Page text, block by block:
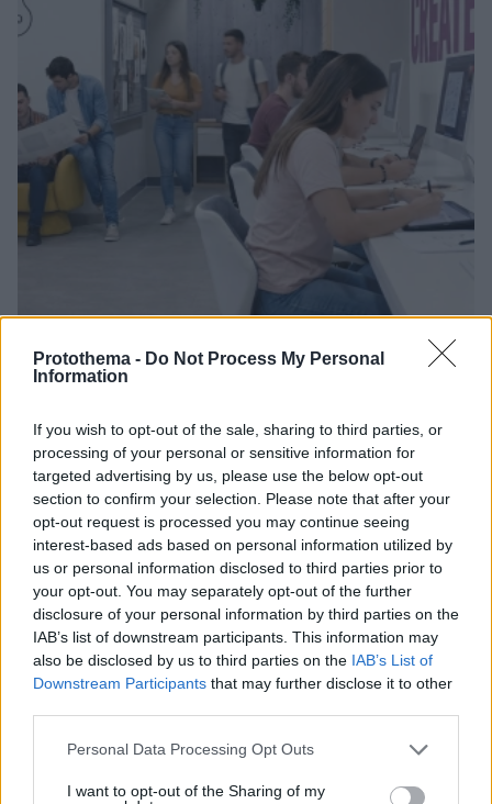
Protothema - Do Not Process My Personal
Information
If you wish to opt-out of the sale, sharing to third parties, or
processing of your personal or sensitive information for
targeted advertising by us, please use the below opt-out
section to confirm your selection. Please note that after your
opt-out request is processed you may continue seeing
interest-based ads based on personal information utilized by
us or personal information disclosed to third parties prior to
your opt-out. You may separately opt-out of the further
disclosure of your personal information by third parties on the
IAB’s list of downstream participants. This information may
also be disclosed by us to third parties on the IAB’s List of
Downstream Participants that may further disclose it to other
Please note that this website/app uses one or more Google
not limited to your visit or usage behaviour. You may click to
Personal Data Processing Opt Outs
I want to opt-out of the Sharing of my
Κάτι αλλάζει στον χάρτη της πανεπιστημιακής εκπαίδευσης
Εθνική Τράπεζα: Η κορυφαία επιλογή για τη χρηματοδότηση
μεγάλων έργων
30.07.2026, 15:25
Διασκεδάζουμε υπεύθυνα, επιστρέφουμε με ασφάλεια
29.07.2026, 09:39
ΡΟΗ ΕΙΔΗΣΕΩΝ
Ειδήσεις Δημοφιλή Σχολιασμένα
Όροι-«φωτιά» από το Ιράν για το άνοιγμα των Στενών
του Ορμούζ: Επαναφέρει την αξίωση για αποζημιώσεις,